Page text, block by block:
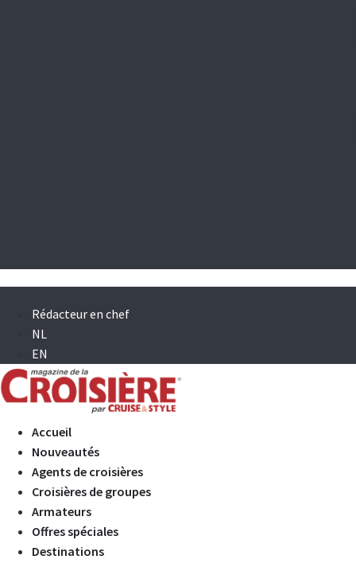
Rédacteur en chef
NL
EN
Accueil
Nouveautés
Agents de croisières
Croisières de groupes
Armateurs
Offres spéciales
Destinations